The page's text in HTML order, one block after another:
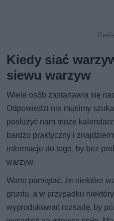
Kiedy siać
siewu warzyw
Wiele osób zastanawia się
Odpowiedzi nie musimy
posłużyć nam może
bardzo praktyczny i
informacje do tego, by bez
warzyw.
Warto pamiętać, że niektóre
gruntu, a w przypadku
wyprodukować rozsadę, by